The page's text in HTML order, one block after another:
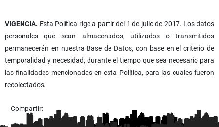
VIGENCIA. Esta Política rige a partir del 1 de julio de 2017. Los datos
personales que sean almacenados, utilizados o transmitidos
permanecerán en nuestra Base de Datos, con base en el criterio de
temporalidad y necesidad, durante el tiempo que sea necesario para
las finalidades mencionadas en esta Política, para las cuales fueron
recolectados.
Compartir: